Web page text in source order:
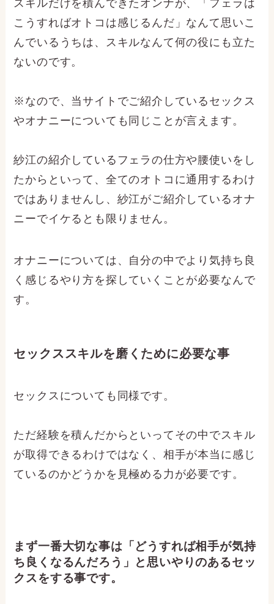
スキルだけを積んできたオンナが、「フェラは
こうすればオトコは感じるんだ」なんて思いこ
んでいるうちは、スキルなんて何の役にも立た
ないのです。
※なので、当サイトでご紹介しているセックス
やオナニーについても同じことが言えます。
紗江の紹介しているフェラの仕方や腰使いをし
たからといって、全てのオトコに通用するわけ
ではありませんし、紗江がご紹介しているオナ
ニーでイケるとも限りません。
オナニーについては、自分の中でより気持ち良
く感じるやり方を探していくことが必要なんで
す。
セックススキルを磨くために必要な事
セックスについても同様です。
ただ経験を積んだからといってその中でスキル
が取得できるわけではなく、相手が本当に感じ
ているのかどうかを見極める力が必要です。
まず一番大切な事は「どうすれば相手が気持
ち良くなるんだろう」と思いやりのあるセッ
クスをする事です。